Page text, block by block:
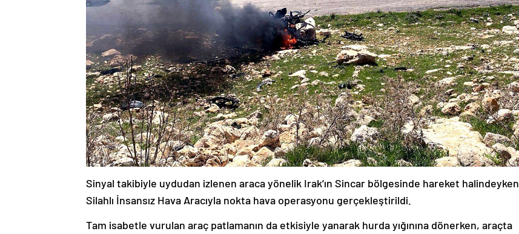
Sinyal takibiyle uydudan izlenen araca yönelik Irak’ın Sincar bölgesinde hareket halindeyken
Silahlı İnsansız Hava Aracıyla nokta hava operasyonu gerçekleştirildi.
Tam isabetle vurulan araç patlamanın da etkisiyle yanarak hurda yığınına dönerken, araçta